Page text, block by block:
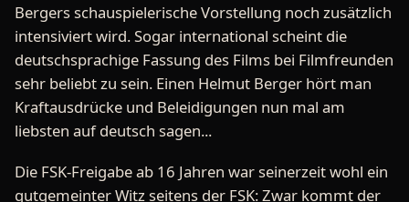
Bergers schauspielerische Vorstellung noch zusätzlich
intensiviert wird. Sogar international scheint die
deutschsprachige Fassung des Films bei Filmfreunden
sehr beliebt zu sein. Einen Helmut Berger hört man
Kraftausdrücke und Beleidigungen nun mal am
liebsten auf deutsch sagen...
Die FSK-Freigabe ab 16 Jahren war seinerzeit wohl ein
gutgemeinter Witz seitens der FSK: Zwar kommt der